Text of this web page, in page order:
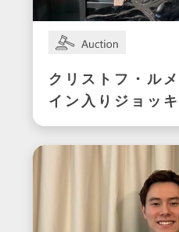
クリストフ・ル
イン入りジョッ